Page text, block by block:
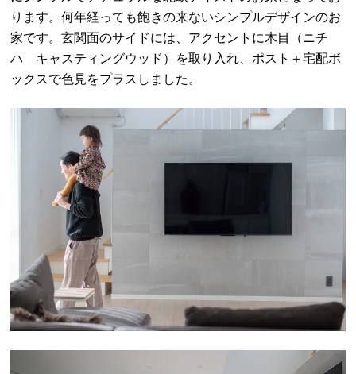
ります。何年経っても飽きの来ないシンプルデザインのお
家です。玄関面のサイドには、アクセントに木目（ニチ
ハ キャスティングウッド）を取り入れ、ポスト＋宅配ボ
ックスで色見をプラスしました。